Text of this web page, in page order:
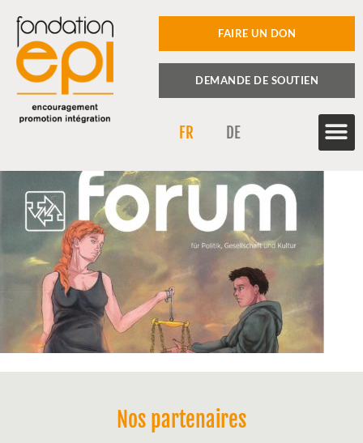
FAIRE UN DON
DEMANDE DE SOUTIEN
FR DE
Nos partenaires